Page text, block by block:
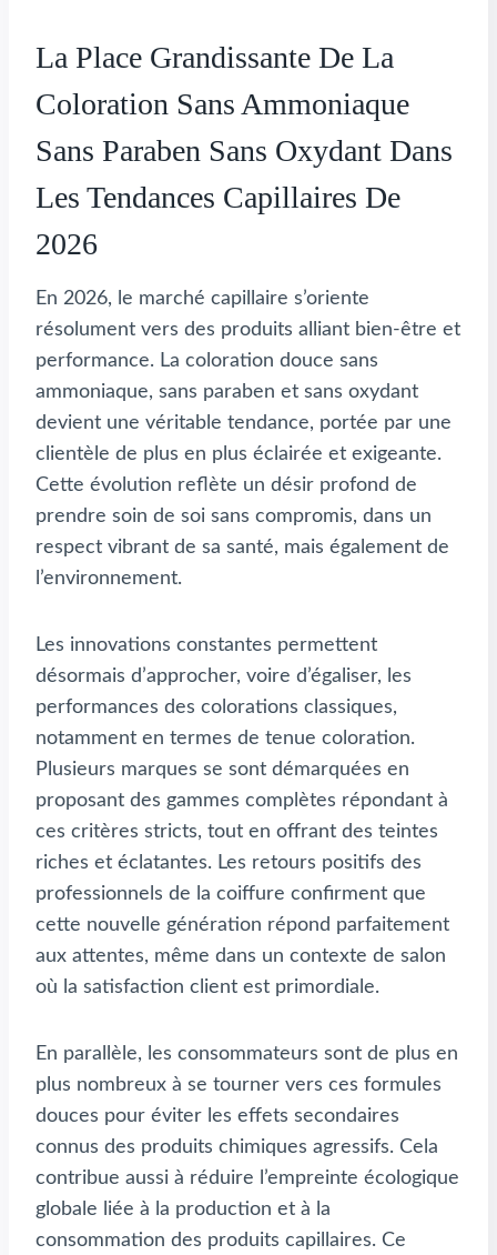
La Place Grandissante De La
Coloration Sans Ammoniaque
Sans Paraben Sans Oxydant Dans
Les Tendances Capillaires De
2026
En 2026, le marché capillaire s’oriente
résolument vers des produits alliant bien-être et
performance. La coloration douce sans
ammoniaque, sans paraben et sans oxydant
devient une véritable tendance, portée par une
clientèle de plus en plus éclairée et exigeante.
Cette évolution reflète un désir profond de
prendre soin de soi sans compromis, dans un
respect vibrant de sa santé, mais également de
l’environnement.
Les innovations constantes permettent
désormais d’approcher, voire d’égaliser, les
performances des colorations classiques,
notamment en termes de tenue coloration.
Plusieurs marques se sont démarquées en
proposant des gammes complètes répondant à
ces critères stricts, tout en offrant des teintes
riches et éclatantes. Les retours positifs des
professionnels de la coiffure confirment que
cette nouvelle génération répond parfaitement
aux attentes, même dans un contexte de salon
où la satisfaction client est primordiale.
En parallèle, les consommateurs sont de plus en
plus nombreux à se tourner vers ces formules
douces pour éviter les effets secondaires
connus des produits chimiques agressifs. Cela
contribue aussi à réduire l’empreinte écologique
globale liée à la production et à la
consommation des produits capillaires. Ce